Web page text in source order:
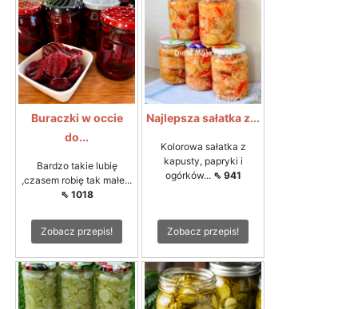
Buraczki w occie
do...
Bardzo takie lubię
,czasem robię tak małe...
⇖ 1018
Zobacz przepis!
Najlepsza sałatka z...
Kolorowa sałatka z
kapusty, papryki i
ogórków... ⇖ 941
Zobacz przepis!